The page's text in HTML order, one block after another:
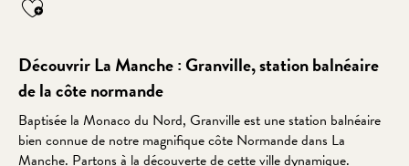
Découvrir La Manche : Granville, station balnéaire
de la côte normande
Baptisée la Monaco du Nord, Granville est une station balnéaire
bien connue de notre magnifique côte Normande dans La
Manche. Partons à la découverte de cette ville dynamique.